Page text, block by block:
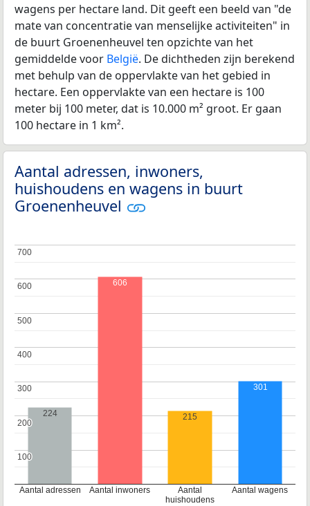
wagens per hectare land. Dit geeft een beeld van "de
mate van concentratie van menselijke activiteiten" in
de buurt Groenenheuvel ten opzichte van het
gemiddelde voor België. De dichtheden zijn berekend
met behulp van de oppervlakte van het gebied in
hectare. Een oppervlakte van een hectare is 100
meter bij 100 meter, dat is 10.000 m² groot. Er gaan
100 hectare in 1 km².
Aantal adressen, inwoners,
huishoudens en wagens in buurt
Groenenheuvel
Aantal adressen Aantal inwoners
Aantal
huishoudens
Aantal wagens
100
100
200
200
300
300
400
400
500
500
600
600
700
700
224
606
215
301